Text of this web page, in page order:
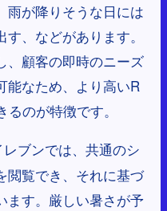
雨が降りそうな日には
、などがあります。
、顧客の即時のニーズ
能なため、より高いR
のが特徴です。
ブンでは、共通のシ
閲覧でき、それに基づ
ます。厳しい暑さが予